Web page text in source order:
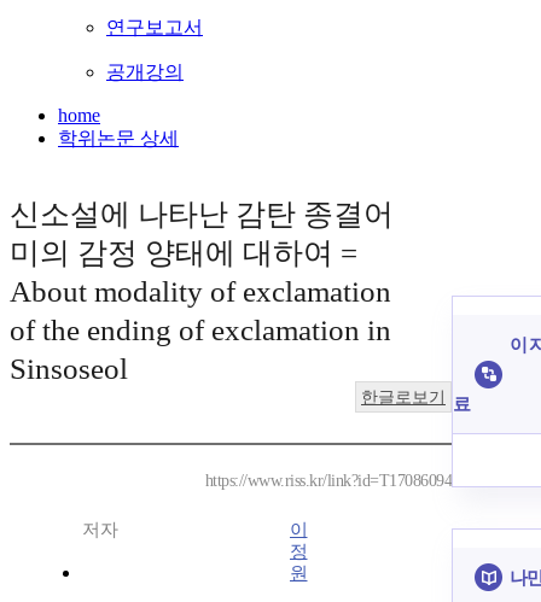
연구보고서
공개강의
home
학위논문 상세
신소설에 나타난 감탄 종결어
미의 감정 양태에 대하여 =
About modality of exclamation
of the ending of exclamation in
Sinsoseol
한글로보기
https://www.riss.kr/link?id=T17086094
저자
이
정
원
이
료
나